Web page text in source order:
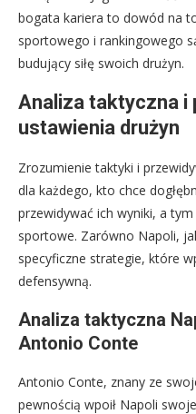
bogata kariera to dowód na
sportowego i rankingowego
budujący siłę swoich drużyn.
Analiza taktyczna i
ustawienia drużyn
Zrozumienie taktyki i
dla każdego, kto chce
przewidywać ich wyniki, a
sportowe. Zarówno Napoli,
specyficzne strategie, które
defensywną.
Analiza taktyczna
Antonio Conte
Antonio Conte, znany ze
pewnością wpoił Napoli